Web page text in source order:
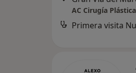
AC Cirugía Plástica
Primera visita